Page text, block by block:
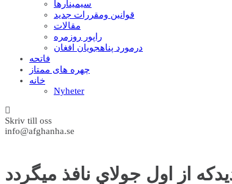
سيمينارها
قوانين ومقررات جديد
مقالات
راپور روزمره
درمورد پناهجويان افغان
فاتحه
چهره های ممتاز
خانه
Nyheter
Skriv till oss
info@afghanha.se
از اول جولاي نافذ ميگردد